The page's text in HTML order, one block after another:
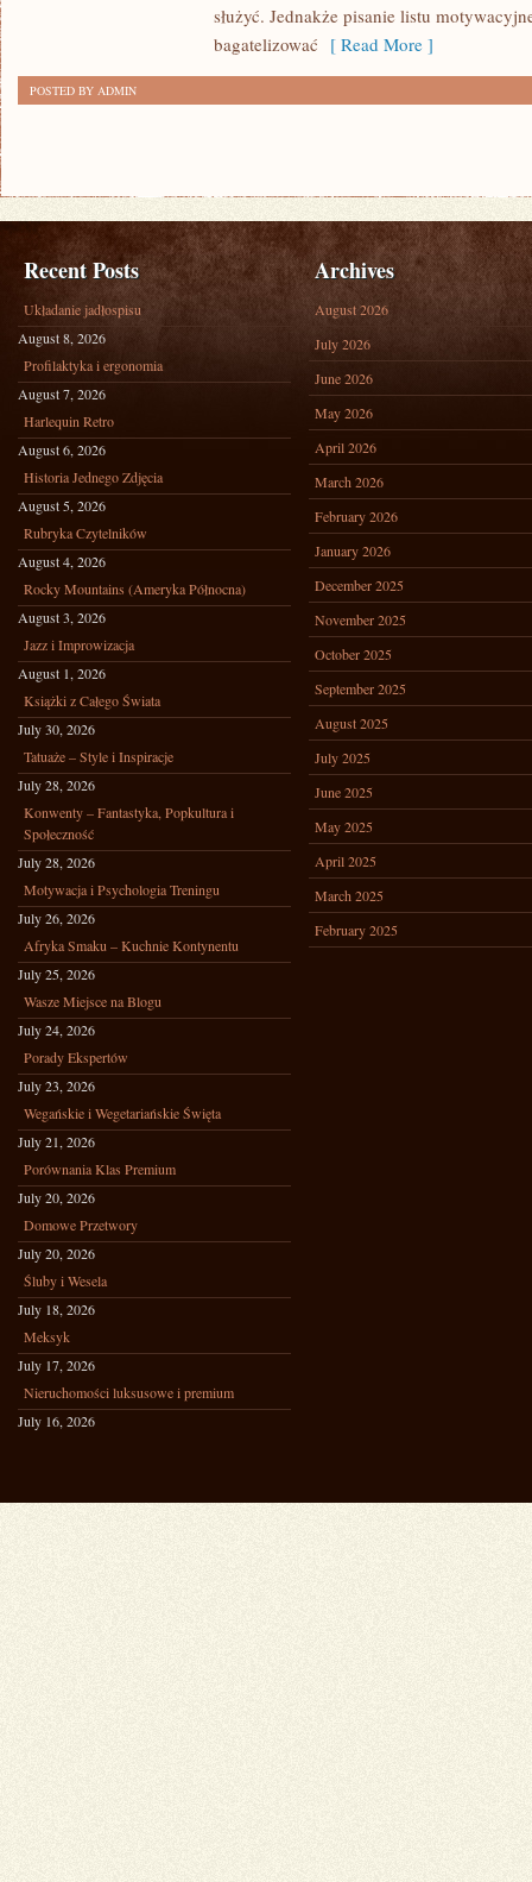
NAJCZĘŚCIEJ
DOSTRZEGALNE
PRZY
służyć. Jednakże pisanie listu
bagatelizować [ Read More ]
POSTED BY ADMIN
Recent Posts
Układanie jadłospisu
August 8, 2026
Profilaktyka i ergonomia
August 7, 2026
Harlequin Retro
August 6, 2026
Historia Jednego Zdjęcia
August 5, 2026
Rubryka Czytelników
August 4, 2026
Rocky Mountains (Ameryka Północna)
August 3, 2026
Jazz i Improwizacja
August 1, 2026
Książki z Całego Świata
July 30, 2026
Tatuaże – Style i Inspiracje
July 28, 2026
Konwenty – Fantastyka, Popkultura i
Społeczność
July 28, 2026
Motywacja i Psychologia Treningu
July 26, 2026
Afryka Smaku – Kuchnie Kontynentu
July 25, 2026
Wasze Miejsce na Blogu
July 24, 2026
Porady Ekspertów
July 23, 2026
Wegańskie i Wegetariańskie Święta
July 21, 2026
Porównania Klas Premium
July 20, 2026
Domowe Przetwory
July 20, 2026
Śluby i Wesela
July 18, 2026
Meksyk
July 17, 2026
Nieruchomości luksusowe i premium
July 16, 2026
Archives
August 2026
July 2026
June 2026
May 2026
April 2026
March 2026
February 2026
January 2026
December 2025
November 2025
October 2025
September 2025
August 2025
July 2025
June 2025
May 2025
April 2025
March 2025
February 2025